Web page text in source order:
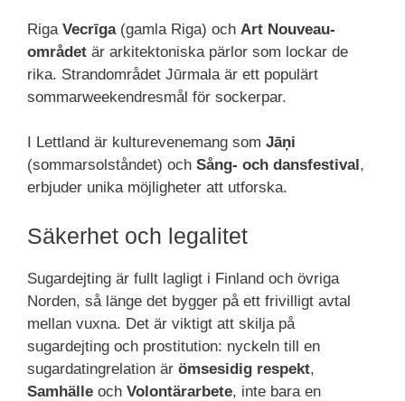
Riga Vecrīga(gamla Riga) och Art Nouveau-
området är arkitektoniska pärlor som lockar de
rika. Strandområdet Jūrmala är ett populärt
sommarweekendresmål för sockerpar.
I Lettland är kulturevenemang som Jāņi
(sommarsolståndet) och Sång- och dansfestival,
erbjuder unika möjligheter att utforska.
Säkerhet och legalitet
Sugardejting är fullt lagligt i Finland och övriga
Norden, så länge det bygger på ett frivilligt avtal
mellan vuxna. Det är viktigt att skilja på
sugardejting och prostitution: nyckeln till en
sugardatingrelation är ömsesidig respekt,
Samhälle och Volontärarbete, inte bara en